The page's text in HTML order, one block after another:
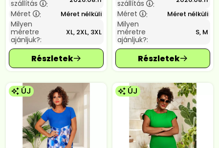
szállítás
:
Méret : Méret nélküli
Milyen
méretre
ajánljuk?:
XL, 2XL, 3XL
szállítás
:
Méret : Méret nélküli
Milyen
méretre
ajánljuk?:
S, M
ÚJ ÚJ